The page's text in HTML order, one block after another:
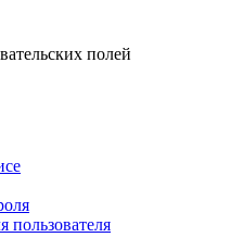
полей
пользователя